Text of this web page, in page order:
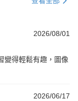
2026/08/01
變得輕鬆有趣，圖像
2026/06/17